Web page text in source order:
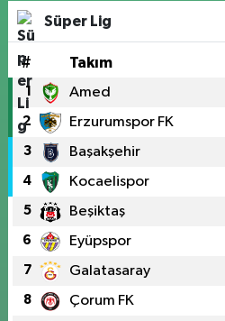
Süper Lig
# Takım
1 Amed
2 Erzurumspor FK
3 Başakşehir
4 Kocaelispor
5 Beşiktaş
6 Eyüpspor
7 Galatasaray
8 Çorum FK